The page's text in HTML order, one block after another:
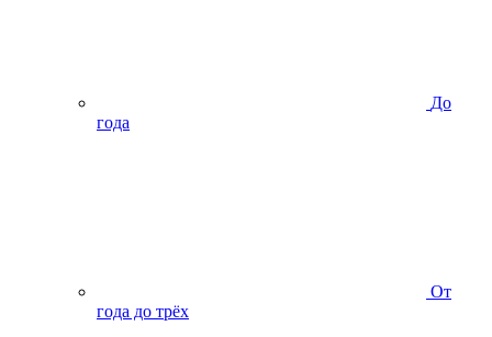
До
года
От
года до трёх